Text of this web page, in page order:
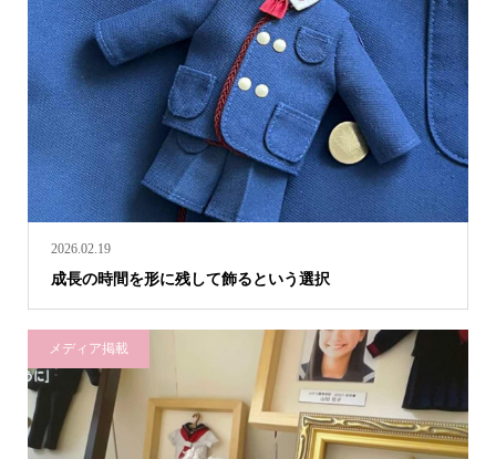
2026.02.19
成長の時間を形に残して飾るという選択
メディア掲載